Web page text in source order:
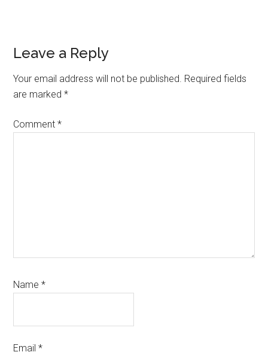
Reader
Interactions
Leave a Reply
Your email address will not be published. Required fields
are marked*
Comment*
Name*
Email*